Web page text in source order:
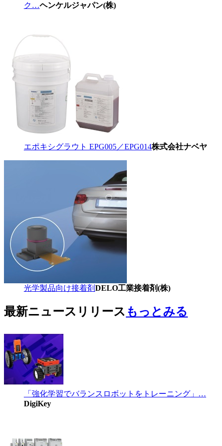
ク…ヘンケルジャパン(株)
エポキシグラウト EPG005／EPG014株式会社ナベヤ
光学製品向け接着剤DELO工業接着剤(株)
最新ニュースリリース もっとみる
「強化学習でバランスロボットをトレーニング」…
DigiKey